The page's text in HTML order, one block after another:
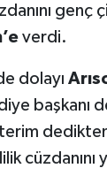
verdi.
dolayı
başkanı